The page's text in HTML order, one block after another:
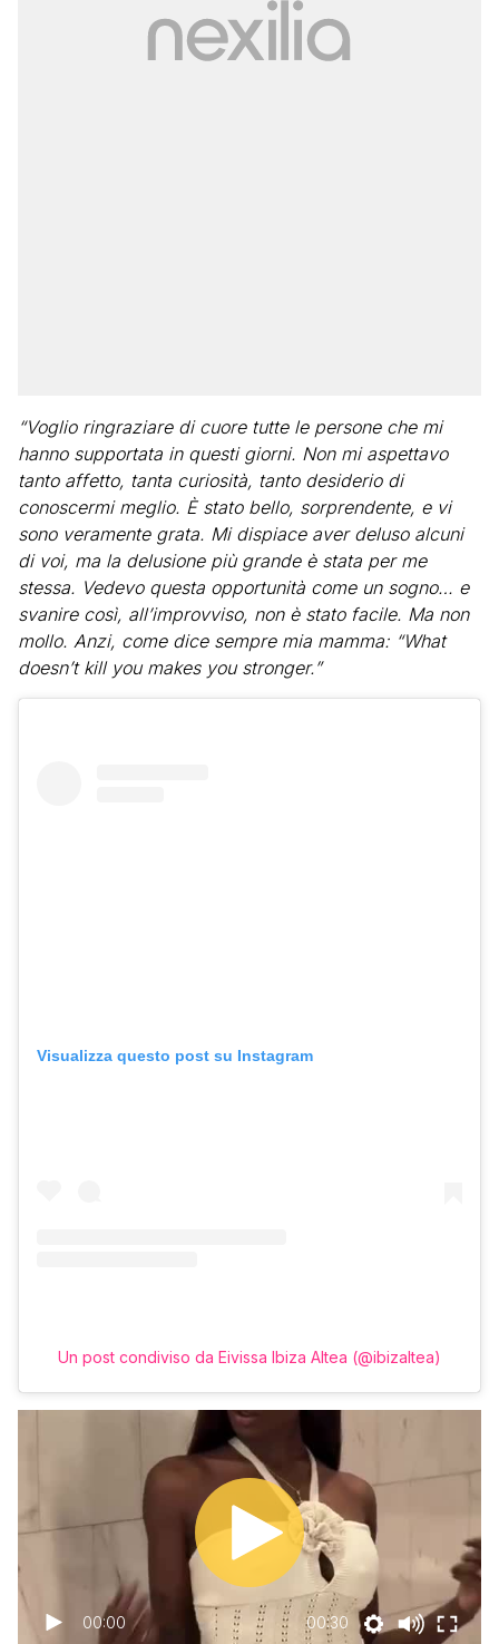
“Voglio ringraziare di cuore tutte le persone che mi
hanno supportata in questi giorni. Non mi aspettavo
tanto affetto, tanta curiosità, tanto desiderio di
conoscermi meglio. È stato bello, sorprendente, e vi
sono veramente grata. Mi dispiace aver deluso alcuni
di voi, ma la delusione più grande è stata per me
stessa. Vedevo questa opportunità come un sogno… e
svanire così, all’improvviso, non è stato facile. Ma non
mollo. Anzi, come dice sempre mia mamma: “What
doesn’t kill you makes you stronger.”
Visualizza questo post su Instagram
Un post condiviso da Eivissa Ibiza Altea (@ibizaltea)
00:00 00:30